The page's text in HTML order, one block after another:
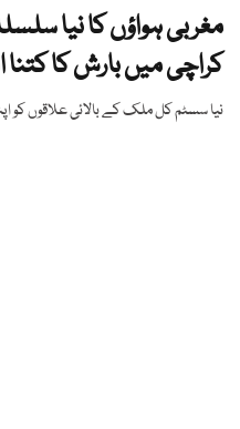
مغربی ہواؤں کا نیا
کراچی میں بارش کا کتنا
نیا سسٹم کل ملک کے بالائی علاقوں کو